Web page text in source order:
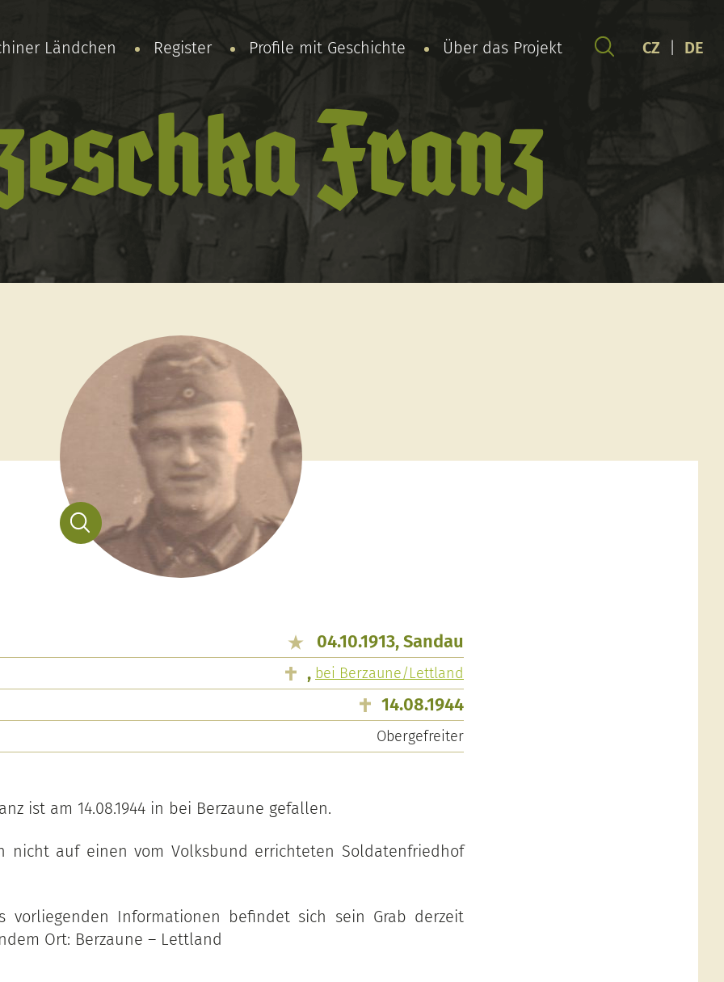
Ländchen Register Profile mit Geschichte Über das Projekt CZ DE
Franz
04.10.1913, Sandau
, bei Berzaune/Lettland
14.08.1944
Obergefreiter
ist am 14.08.1944 in bei Berzaune gefallen.
nicht auf einen vom Volksbund errichteten Soldatenfriedhof
vorliegenden Informationen befindet sich sein Grab derzeit
Ort: Berzaune – Lettland